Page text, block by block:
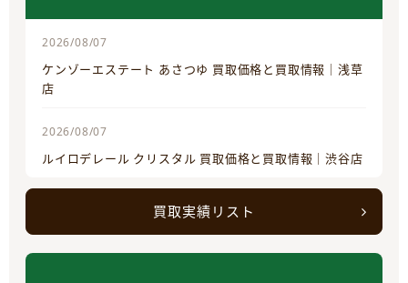
2026/08/07
ケンゾーエステート あさつゆ 買取価格と買取情報｜浅草
店
2026/08/07
ルイロデレール クリスタル 買取価格と買取情報｜渋谷店
買取実績リスト